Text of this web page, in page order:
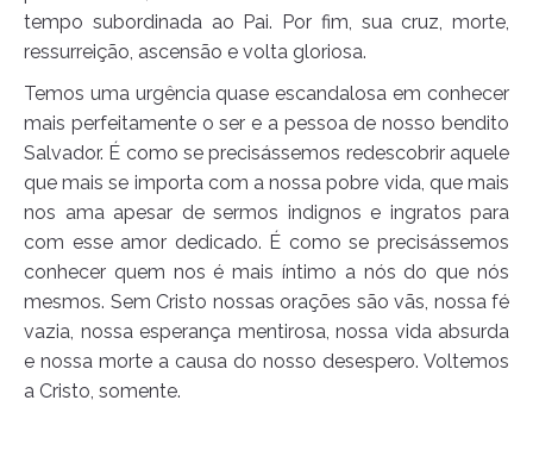
tempo subordinada ao Pai. Por fim, sua cruz, morte,
ressurreição, ascensão e volta gloriosa.
Temos uma urgência quase escandalosa em conhecer
mais perfeitamente o ser e a pessoa de nosso bendito
Salvador. É como se precisássemos redescobrir aquele
que mais se importa com a nossa pobre vida, que mais
nos ama apesar de sermos indignos e ingratos para
com esse amor dedicado. É como se precisássemos
conhecer quem nos é mais íntimo a nós do que nós
mesmos. Sem Cristo nossas orações são vãs, nossa fé
vazia, nossa esperança mentirosa, nossa vida absurda
e nossa morte a causa do nosso desespero. Voltemos
a Cristo, somente.